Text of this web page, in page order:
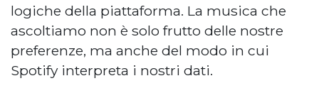
logiche della piattaforma. La musica che
ascoltiamo non è solo frutto delle nostre
preferenze, ma anche del modo in cui
Spotify interpreta i nostri dati.